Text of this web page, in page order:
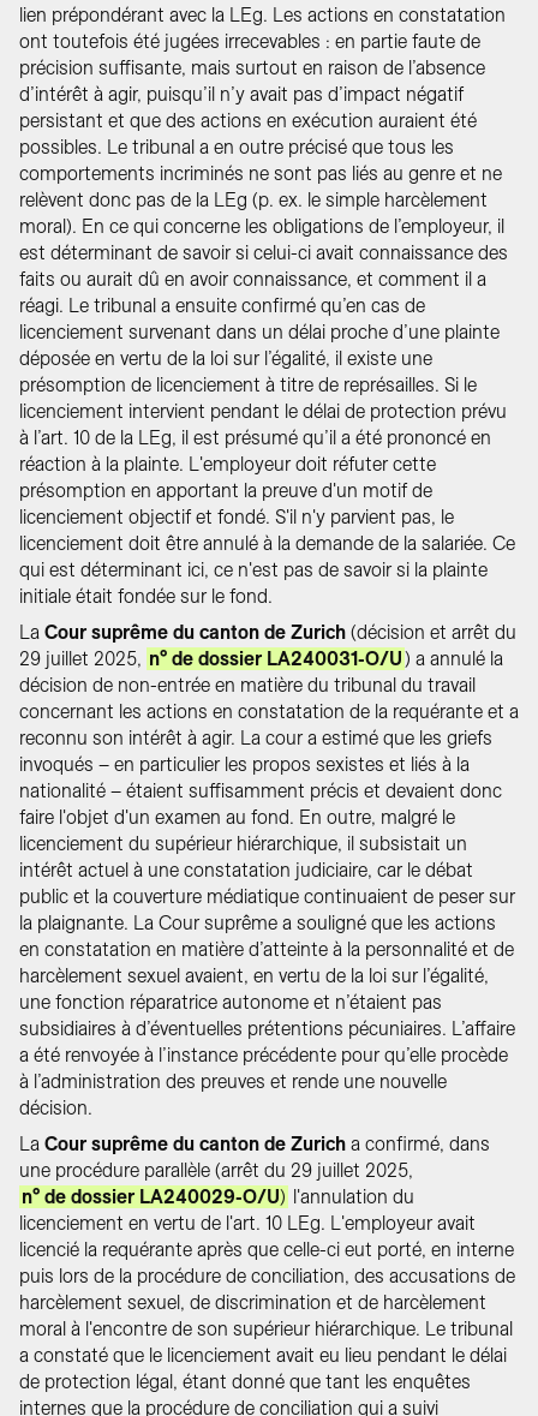
lien prépondérant avec la LEg. Les actions en constatation
ont toutefois été jugées irrecevables : en partie faute de
précision suffisante, mais surtout en raison de l’absence
d’intérêt à agir, puisqu’il n’y avait pas d’impact négatif
persistant et que des actions en exécution auraient été
possibles. Le tribunal a en outre précisé que tous les
comportements incriminés ne sont pas liés au genre et ne
relèvent donc pas de la LEg (p. ex. le simple harcèlement
moral). En ce qui concerne les obligations de l’employeur, il
est déterminant de savoir si celui-ci avait connaissance des
faits ou aurait dû en avoir connaissance, et comment il a
réagi. Le tribunal a ensuite confirmé qu’en cas de
licenciement survenant dans un délai proche d’une plainte
déposée en vertu de la loi sur l’égalité, il existe une
présomption de licenciement à titre de représailles. Si le
licenciement intervient pendant le délai de protection prévu
à l’art. 10 de la LEg, il est présumé qu’il a été prononcé en
réaction à la plainte. L'employeur doit réfuter cette
présomption en apportant la preuve d'un motif de
licenciement objectif et fondé. S'il n'y parvient pas, le
licenciement doit être annulé à la demande de la salariée. Ce
qui est déterminant ici, ce n'est pas de savoir si la plainte
initiale était fondée sur le fond.
La Cour suprême du canton de Zurich (décision et arrêt du
29 juillet 2025, n° de dossier LA240031-O/U) a annulé la
décision de non-entrée en matière du tribunal du travail
concernant les actions en constatation de la requérante et a
reconnu son intérêt à agir. La cour a estimé que les griefs
invoqués – en particulier les propos sexistes et liés à la
nationalité – étaient suffisamment précis et devaient donc
faire l'objet d'un examen au fond. En outre, malgré le
licenciement du supérieur hiérarchique, il subsistait un
intérêt actuel à une constatation judiciaire, car le débat
public et la couverture médiatique continuaient de peser sur
la plaignante. La Cour suprême a souligné que les actions
en constatation en matière d’atteinte à la personnalité et de
harcèlement sexuel avaient, en vertu de la loi sur l’égalité,
une fonction réparatrice autonome et n’étaient pas
subsidiaires à d’éventuelles prétentions pécuniaires. L’affaire
a été renvoyée à l’instance précédente pour qu’elle procède
à l’administration des preuves et rende une nouvelle
décision.
La Cour suprême du canton de Zurich a confirmé, dans
une procédure parallèle (arrêt du 29 juillet 2025,
n° de dossier LA240029-O/U)
l'annulation du
licenciement en vertu de l'art. 10 LEg. L'employeur avait
licencié la requérante après que celle-ci eut porté, en interne
puis lors de la procédure de conciliation, des accusations de
harcèlement sexuel, de discrimination et de harcèlement
moral à l'encontre de son supérieur hiérarchique. Le tribunal
a constaté que le licenciement avait eu lieu pendant le délai
de protection légal, étant donné que tant les enquêtes
internes que la procédure de conciliation qui a suivi